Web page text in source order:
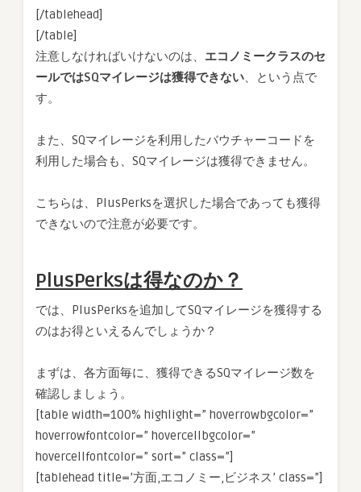
[/tablehead]
[/table]
注意しなければいけないのは、 エコノミークラスのセ
ールではSQマイレージは獲得できない、という点で
す。
また、SQマイレージを利用したバウチャーコードを
利用した場合も、SQマイレージは獲得できません。
こちらは、PlusPerksを選択した場合であっても獲得
できないので注意が必要です。
PlusPerksは得なのか？
では、PlusPerksを追加してSQマイレージを獲得する
のはお得といえるんでしょうか？
まずは、各方面毎に、獲得できるSQマイレージ数を
確認しましょう。
[table width=100% highlight=” hoverrowbgcolor=”
hoverrowfontcolor=” hovercellbgcolor=”
hovercellfontcolor=” sort=” class=”]
[tablehead title=’方面,エコノミー,ビジネス’ class=”]